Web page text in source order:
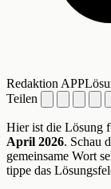
Redaktion
Teilen
Hier ist die Lösung
April 2026. Schau
gemeinsame Wort
tippe das